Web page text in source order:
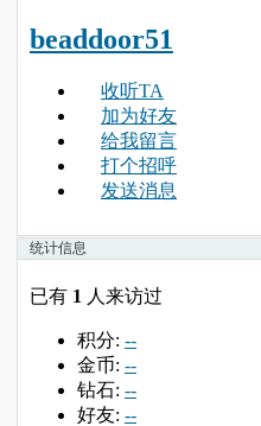
beaddoor51
收听TA
加为好友
给我留言
打个招呼
发送消息
统计信息
已有 1 人来访过
积分: --
金币: --
钻石: --
好友: --